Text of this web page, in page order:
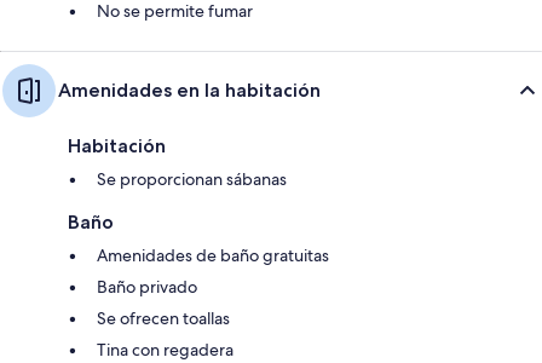
No se permite fumar
Amenidades en la habitación
Habitación
Se proporcionan sábanas
Baño
Amenidades de baño gratuitas
Baño privado
Se ofrecen toallas
Tina con regadera